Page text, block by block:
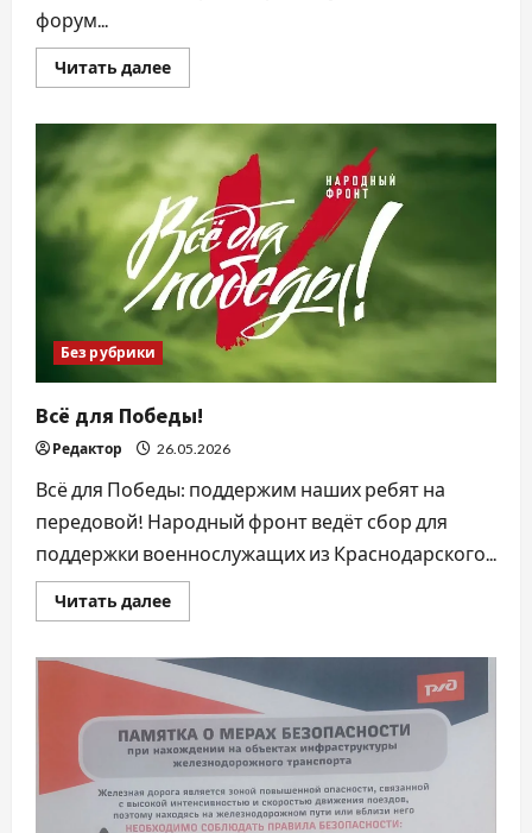
форум...
Читать далееПрочитать
больше
идеи
для
нового
времени»
Без рубрики
Всё для Победы!
Редактор 26.05.2026
Всё для Победы: поддержим наших ребят на
передовой! Народный фронт ведёт сбор для
поддержки военнослужащих из Краснодарского...
Читать далееПрочитать
больше
для
Победы!